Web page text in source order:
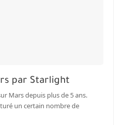
par Starlight
Mars depuis plus de 5 ans.
un certain nombre de